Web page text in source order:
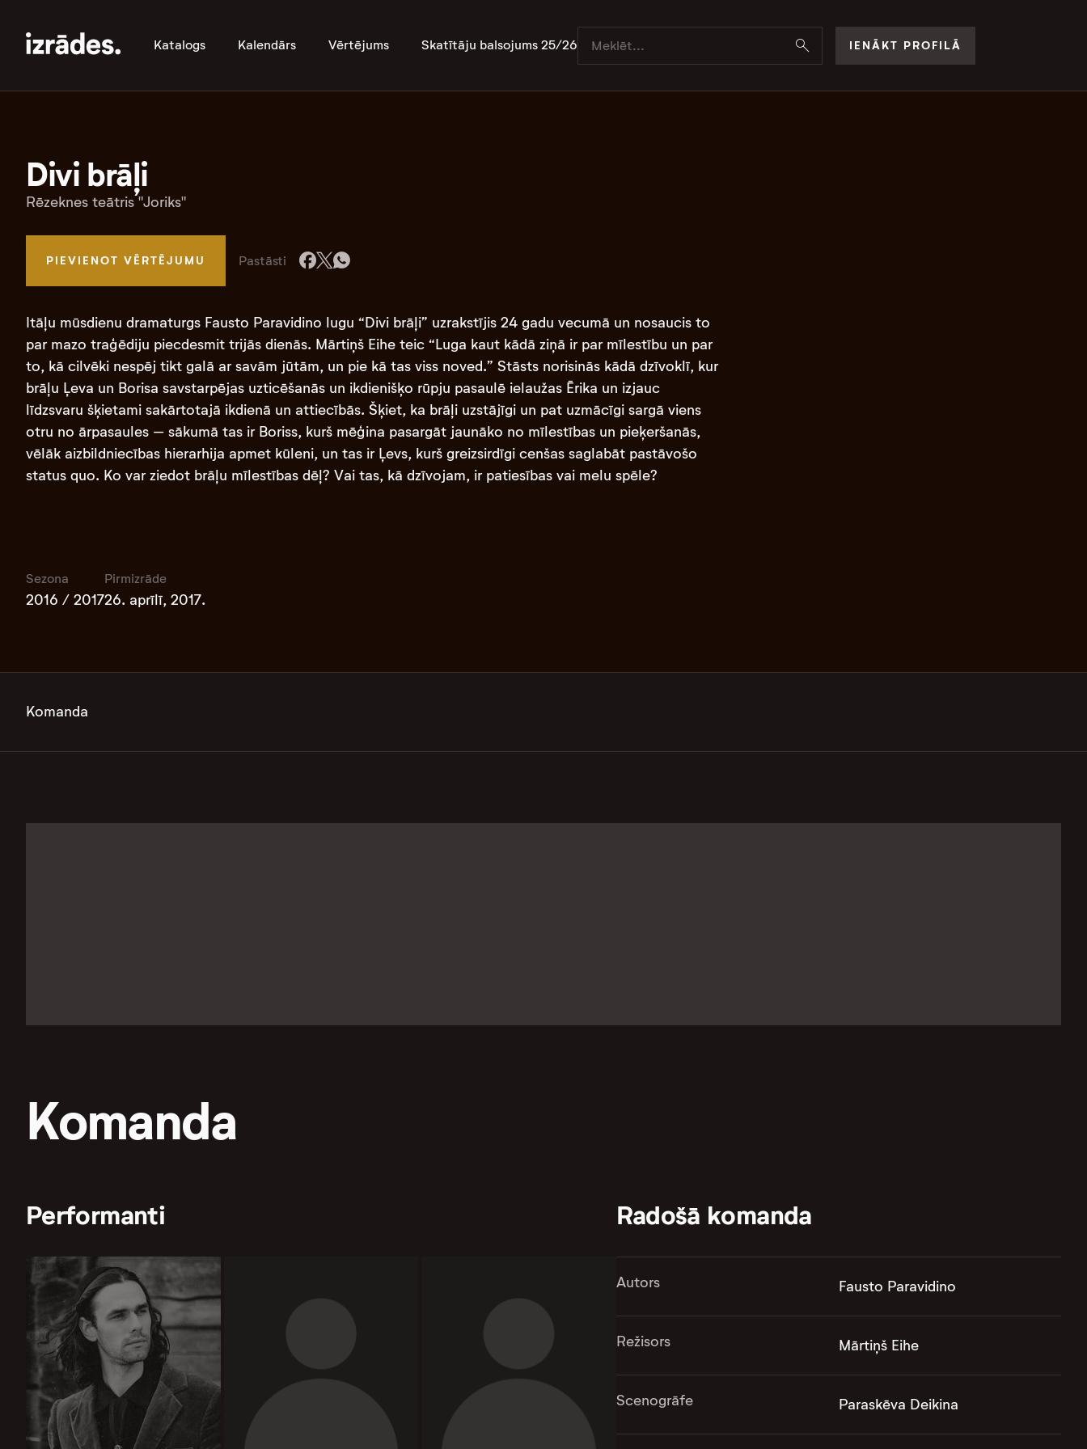
Katalogs Kalendārs Vērtējums Skatītāju balsojums 25/26 IENĀKT PROFILĀ
Divi brāļi
Rēzeknes teātris "Joriks"
PIEVIENOT VĒRTĒJUMU Pastāsti
Itāļu mūsdienu dramaturgs Fausto Paravidino lugu “Divi brāļi” uzrakstījis 24 gadu vecumā un nosaucis to
par mazo traģēdiju piecdesmit trijās dienās. Mārtiņš Eihe teic “Luga kaut kādā ziņā ir par mīlestību un par
to, kā cilvēki nespēj tikt galā ar savām jūtām, un pie kā tas viss noved.” Stāsts norisinās kādā dzīvoklī, kur
brāļu Ļeva un Borisa savstarpējas uzticēšanās un ikdienišķo rūpju pasaulē ielaužas Ērika un izjauc
līdzsvaru šķietami sakārtotajā ikdienā un attiecībās. Šķiet, ka brāļi uzstājīgi un pat uzmācīgi sargā viens
otru no ārpasaules – sākumā tas ir Boriss, kurš mēģina pasargāt jaunāko no mīlestības un pieķeršanās,
vēlāk aizbildniecības hierarhija apmet kūleni, un tas ir Ļevs, kurš greizsirdīgi cenšas saglabāt pastāvošo
status quo. Ko var ziedot brāļu mīlestības dēļ? Vai tas, kā dzīvojam, ir patiesības vai melu spēle?
Sezona
2016 / 2017
Pirmizrāde
26. aprīlī, 2017.
Komanda
Komanda
Performanti Radošā komanda
Autors Fausto Paravidino
Režisors Mārtiņš Eihe
Scenogrāfe Paraskēva Deikina